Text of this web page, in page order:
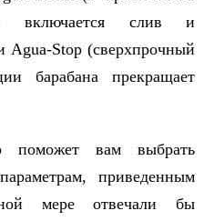
включается слив и
Agua-Stop(сверхпрочный
барабана прекращает
поможет вам выбрать
приведенным
мере отвечали бы